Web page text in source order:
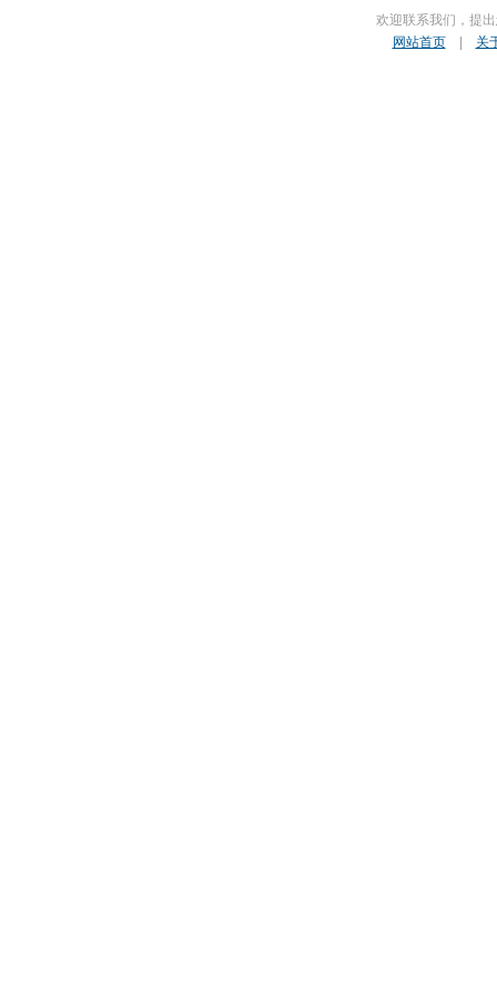
欢迎联系我们，提
网站首页| 关